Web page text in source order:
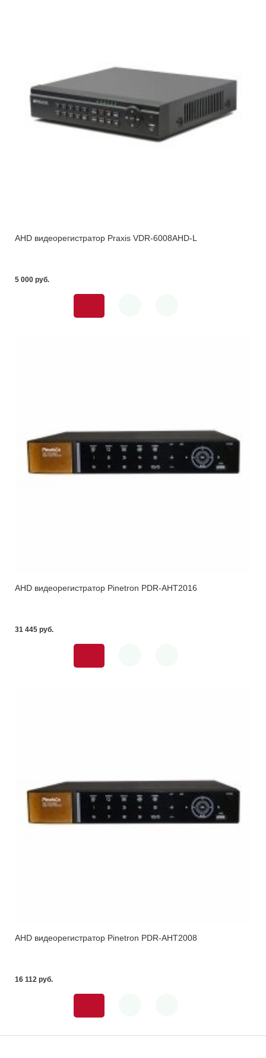
AHD видеорегистратор Praxis VDR-6008AHD-L
5 000 pуб.
AHD видеорегистратор Pinetron PDR-AHT2016
31 445 pуб.
AHD видеорегистратор Pinetron PDR-AHT2008
16 112 pуб.